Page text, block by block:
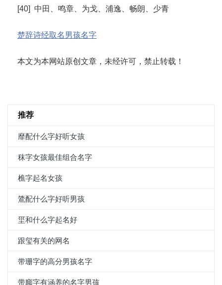
[40] 中田、鸣章、为戈、浦逸、畅朗、少青
楚辞诗经取名男孩名字
本文为本网站原创文章，未经许可，禁止转载！
推荐
靡配什么字好听女孩
秣字女孩最佳组合名字
樵字起名女孩
鷟配什么字好听男孩
坙和什么字起名好
跟玺有关的网名
带珊字的高分男孩名字
带窷字有涵养的名字男孩